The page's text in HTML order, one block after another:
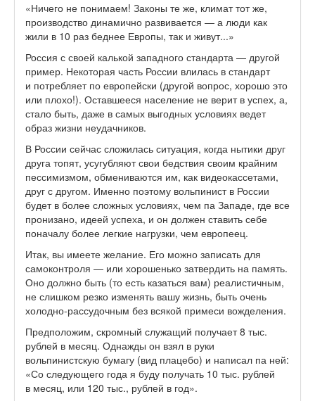
«Ничего не понимаем! Законы те же, климат тот же,
производство динамично развивается — а люди как
жили в 10 раз беднее Европы, так и живут...»
Россия с своей калькой западного стандарта — другой
пример. Некоторая часть России влилась в стандарт
и потребляет по европейски (другой вопрос, хорошо это
или плохо!). Оставшееся население не верит в успех, а,
стало быть, даже в самых выгодных условиях ведет
образ жизни неудачников.
В России сейчас сложилась ситуация, когда нытики друг
друга топят, усугубляют свои бедствия своим крайним
пессимизмом, обмениваются им, как видеокассетами,
друг с другом. Именно поэтому вольпинист в России
будет в более сложных условиях, чем па Западе, где все
пронизано, идеей успеха, и он должен ставить себе
поначалу более легкие нагрузки, чем европеец.
Итак, вы имеете желание. Его можно записать для
самоконтроля — или хорошенько затвердить на память.
Оно должно быть (то есть казаться вам) реалистичным,
не слишком резко изменять вашу жизнь, быть очень
холодно-рассудочным без всякой примеси вожделения.
Предположим, скромный служащий получает 8 тыс.
рублей в месяц. Однажды он взял в руки
вольпинистскую бумагу (вид плацебо) и написал па ней:
«Со следующего года я буду получать 10 тыс. рублей
в месяц, или 120 тыс., рублей в год».